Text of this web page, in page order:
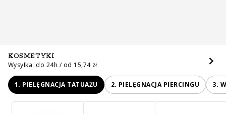
KOSMETYKI
Wysyłka: do 24h / od 15,74 zł
1. PIELĘGNACJA TATUAŻU 2. PIELĘGNACJA PIERCINGU 3.